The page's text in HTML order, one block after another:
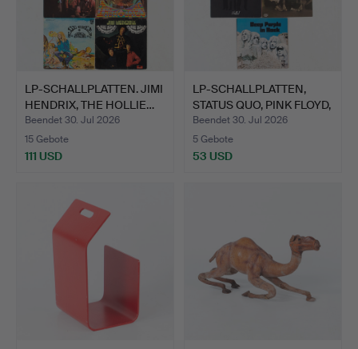
LP-SCHALLPLATTEN. JIMI
HENDRIX, THE HOLLIE…
Beendet 30. Jul 2026
15 Gebote
111 USD
LP-SCHALLPLATTEN,
STATUS QUO, PINK FLOYD,
…
Beendet 30. Jul 2026
5 Gebote
53 USD